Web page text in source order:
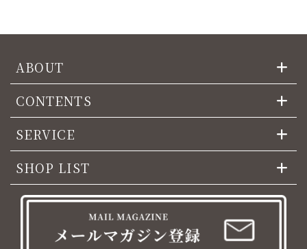
ABOUT
CONTENTS
SERVICE
SHOP LIST